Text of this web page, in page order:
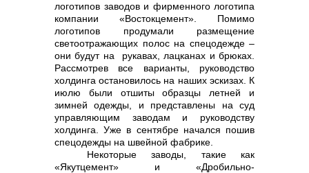
логотипов заводов и фирменного логотипа
компании «Востокцемент». Помимо
логотипов продумали размещение
светоотражающих полос на спецодежде –
они будут на рукавах, лацканах и брюках.
Рассмотрев все варианты, руководство
холдинга остановилось на наших эскизах. К
июлю были отшиты образцы летней и
зимней одежды, и представлены на суд
управляющим заводам и руководству
холдинга. Уже в сентябре начался пошив
спецодежды на швейной фабрике.
Некоторые заводы, такие как
«Якутцемент» и «Дробильно-